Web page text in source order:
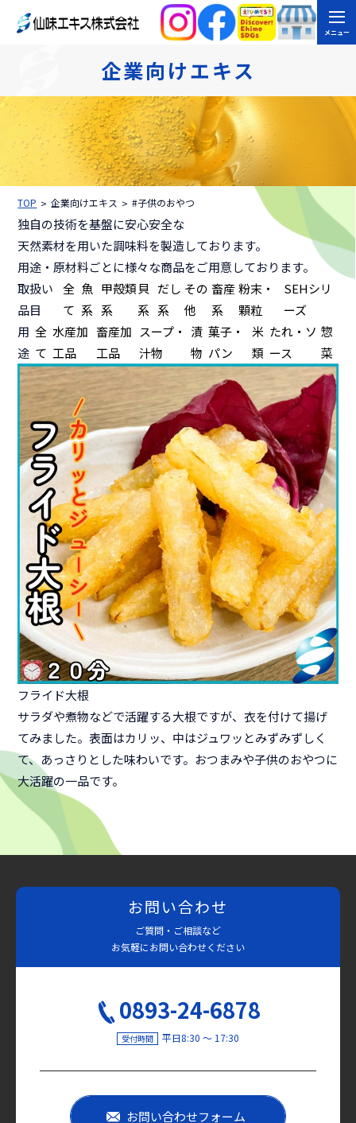
メニュー
企業向けエキス
TOP 企業向けエキス #子供のおやつ
独自の技術を基盤に安心安全な
天然素材を用いた調味料を製造しております。
用途・原材料ごとに様々な商品をご用意しております。
取扱い
品目
全
て
魚
系
甲殻類
系
貝
系
だし
系
その
他
畜産
系
粉末・
顆粒
SEHシリ
ーズ
用
途
全
て
水産加
工品
畜産加
工品
スープ・
汁物
漬
物
菓子・
パン
米
類
たれ・ソ
ース
惣
菜
フライド大根
サラダや煮物などで活躍する大根ですが、衣を付けて揚げ
てみました。表面はカリッ、中はジュワッとみずみずしく
て、あっさりとした味わいです。おつまみや子供のおやつに
大活躍の一品です。
お問い合わせ
ご質問・ご相談など
お気軽にお問い合わせください
0893-24-6878
受付時間 平日8:30 〜 17:30
お問い合わせフォーム